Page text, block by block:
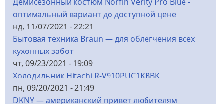
оптимальный вариант до доступной цене
нд, 11/07/2021 - 22:21
Бытовая техника Braun — для облегчения всех
кухонных забот
чт, 09/23/2021 - 19:09
Холодильник Hitachi R-V910PUC1KBBK
пн, 09/20/2021 - 21:49
DKNY — американский привет любителям